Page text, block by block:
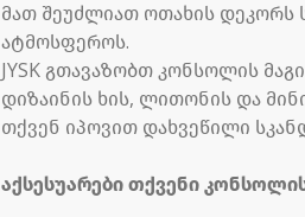
მათ შეუძლიათ ოთახის დეკორს
ატმოსფეროს.
JYSK გთავაზობთ კონსოლის
დიზაინის ხის, ლითონის და
თქვენ იპოვით დახვეწილი
აქსესუარები თქვენი